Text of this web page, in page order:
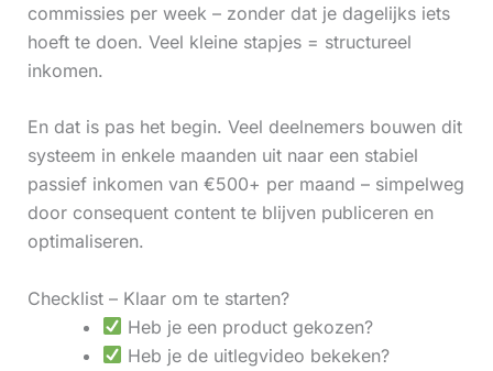
commissies per week – zonder dat je dagelijks iets
hoeft te doen. Veel kleine stapjes = structureel
inkomen.
En dat is pas het begin. Veel deelnemers bouwen dit
systeem in enkele maanden uit naar een stabiel
passief inkomen van €500+ per maand – simpelweg
door consequent content te blijven publiceren en
optimaliseren.
Checklist – Klaar om te starten?
Heb je een product gekozen?
Heb je de uitlegvideo bekeken?